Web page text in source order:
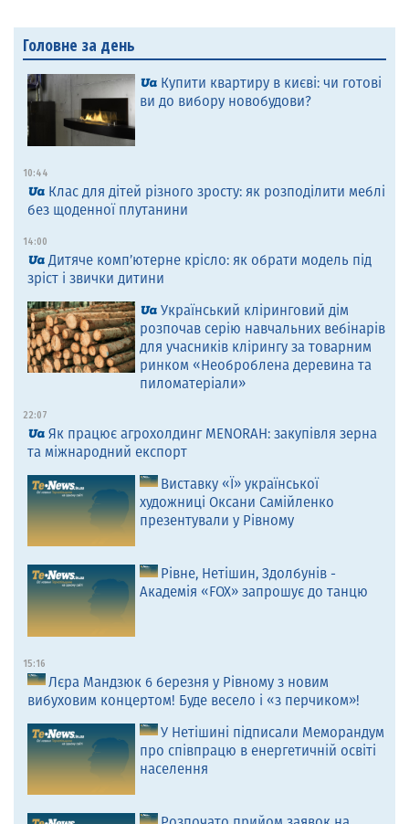
Головне за день
Купити квартиру в києві: чи готові
ви до вибору новобудови?
10:44
Клас для дітей різного зросту: як розподілити меблі
без щоденної плутанини
14:00
Дитяче комп’ютерне крісло: як обрати модель під
зріст і звички дитини
Український кліринговий дім
розпочав серію навчальних вебінарів
для учасників клірингу за товарним
ринком «Необроблена деревина та
пиломатеріали»
22:07
Як працює агрохолдинг MENORAH: закупівля зерна
та міжнародний експорт
Виставку «Ї» української
художниці Оксани Самійленко
презентували у Рівному
Рівне, Нетішин, Здолбунів -
Академія «FOX» запрошує до танцю
15:16
Лєра Мандзюк 6 березня у Рівному з новим
вибуховим концертом! Буде весело і «з перчиком»!
У Нетішині підписали Меморандум
про співпрацю в енергетичній освіті
населення